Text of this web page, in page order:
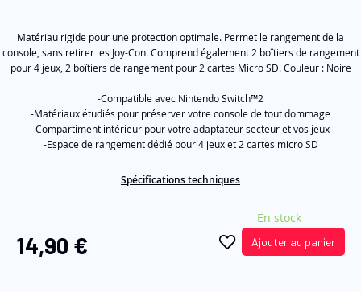
images
gallery
Lien
sur
la
page.
Matériau rigide pour une protection optimale. Permet le rangement de la
console, sans retirer les Joy-Con. Comprend également 2 boîtiers de rangement
pour 4 jeux, 2 boîtiers de rangement pour 2 cartes Micro SD. Couleur : Noire
-Compatible avec Nintendo Switch™2
-Matériaux étudiés pour préserver votre console de tout dommage
-Compartiment intérieur pour votre adaptateur secteur et vos jeux
-Espace de rangement dédié pour 4 jeux et 2 cartes micro SD
Spécifications techniques
14,90 €
En stock
Ajouter au panier